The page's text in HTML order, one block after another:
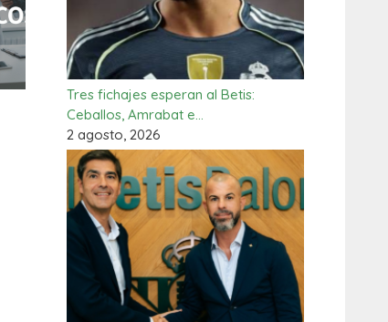
Tres fichajes esperan al Betis:
Ceballos, Amrabat e…
2 agosto, 2026